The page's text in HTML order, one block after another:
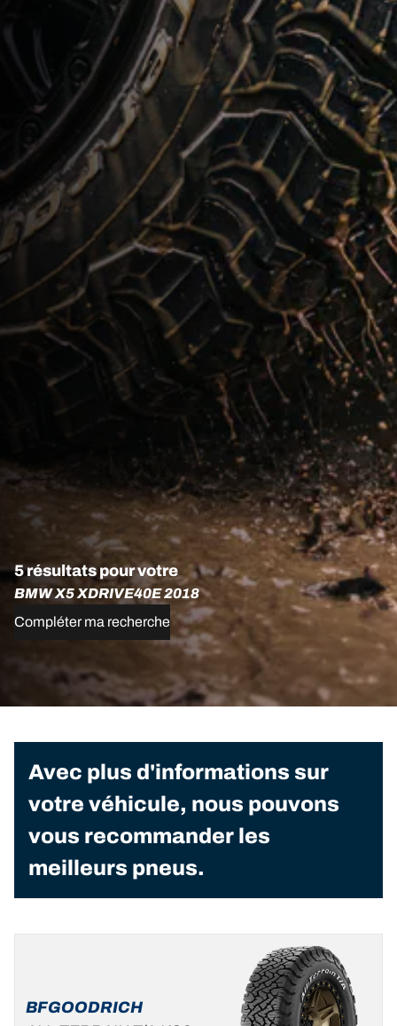
5 résultats pour votre
BMW X5 XDRIVE40E 2018
Compléter ma recherche
Avec plus d'informations sur
votre véhicule, nous pouvons
vous recommander les
meilleurs pneus.
BFGOODRICH